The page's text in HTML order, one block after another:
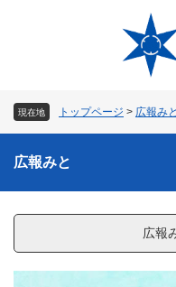
現在地 トップページ > 広報みと
広報みと
広報